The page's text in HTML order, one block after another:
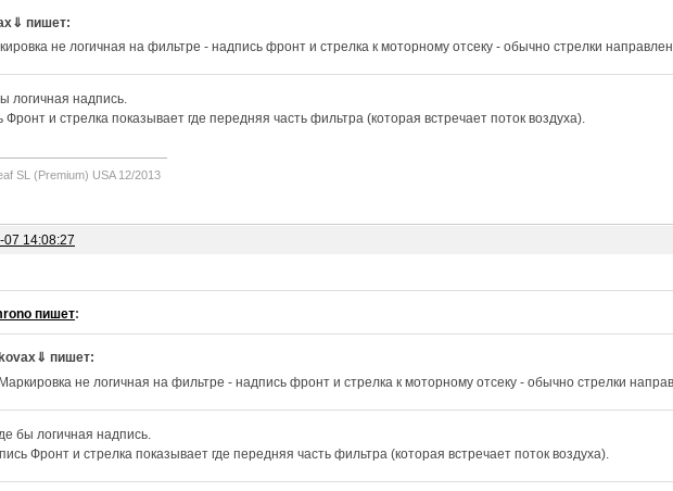
пишет:
не логичная на фильтре - надпись фронт и стрелка к моторному отсеку - обычно стрелки
логичная надпись.
Фронт и стрелка показывает где передняя часть фильтра (которая встречает поток воздуха).
SL (Premium) USA 12/2013
07 14:08:27
пишет:
kovax⇓ пишет:
Маркировка не логичная на фильтре - надпись фронт и стрелка к моторному отсеку - обычно стрелки
бы логичная надпись.
Фронт и стрелка показывает где передняя часть фильтра (которая встречает поток воздуха).